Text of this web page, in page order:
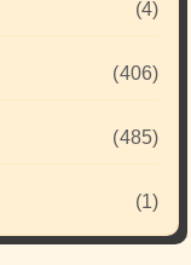
(4)
(406)
(485)
(1)